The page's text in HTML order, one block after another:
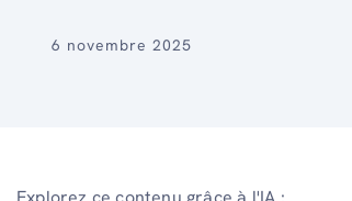
6 novembre 2025